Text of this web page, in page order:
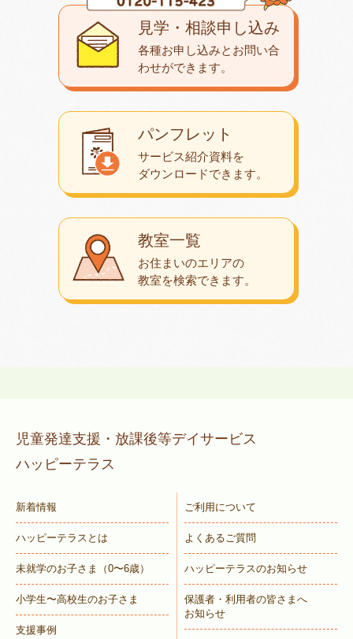
教室一覧
お住まいのエリアの
教室を検索できます。
パンフレット
サービス紹介資料を
ダウンロードできます。
見学・相談申し込み
各種お申し込みとお問い合
わせができます。
児童発達支援・放課後等デイサービス
ハッピーテラス
新着情報
ハッピーテラスとは
未就学のお子さま （0〜6歳）
小学生〜高校生のお子さま
支援事例
ご利用について
よくあるご質問
ハッピーテラスのお知らせ
保護者・利用者の皆さまへ
お知らせ